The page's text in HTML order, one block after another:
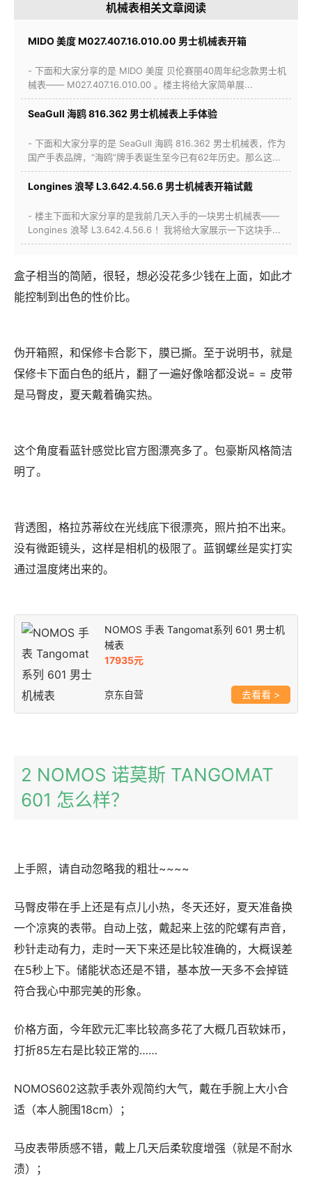
机械表相关文章阅读
MIDO 美度 M027.407.16.010.00 男士机械表开箱
- 下面和大家分享的是 MIDO 美度 贝伦赛丽40周年纪念款男士机
械表—— M027.407.16.010.00 。楼主将给大家简单展...
SeaGull 海鸥 816.362 男士机械表上手体验
- 下面和大家分享的是 SeaGull 海鸥 816.362 男士机械表，作为
国产手表品牌，“海鸥”牌手表诞生至今已有62年历史。那么这...
Longines 浪琴 L3.642.4.56.6 男士机械表开箱试戴
- 楼主下面和大家分享的是我前几天入手的一块男士机械表——
Longines 浪琴 L3.642.4.56.6 ！我将给大家展示一下这块手...
盒子相当的简陋，很轻，想必没花多少钱在上面，如此才
能控制到出色的性价比。
伪开箱照，和保修卡合影下，膜已撕。至于说明书，就是
保修卡下面白色的纸片，翻了一遍好像啥都没说= = 皮带
是马臀皮，夏天戴着确实热。
这个角度看蓝针感觉比官方图漂亮多了。包豪斯风格简洁
明了。
背透图，格拉苏蒂纹在光线底下很漂亮，照片拍不出来。
没有微距镜头，这样是相机的极限了。蓝钢螺丝是实打实
通过温度烤出来的。
NOMOS 手表 Tangomat系列 601 男士机
械表
17935元
京东自营 >
2 NOMOS 诺莫斯 TANGOMAT
601 怎么样？
上手照，请自动忽略我的粗壮~~~~
马臀皮带在手上还是有点儿小热，冬天还好，夏天准备换
一个凉爽的表带。自动上弦，戴起来上弦的陀螺有声音，
秒针走动有力，走时一天下来还是比较准确的，大概误差
在5秒上下。储能状态还是不错，基本放一天多不会掉链
符合我心中那完美的形象。
价格方面，今年欧元汇率比较高多花了大概几百软妹币，
打折85左右是比较正常的……
NOMOS602这款手表外观简约大气，戴在手腕上大小合
适（本人腕围18cm）；
马皮表带质感不错，戴上几天后柔软度增强（就是不耐水
渍）；